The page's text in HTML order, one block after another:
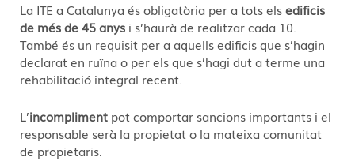
La ITE a Catalunya és obligatòria per a tots elsedificis
de més de 45 anys i s’haurà de realitzar cada 10.
També és un requisit per a aquells edificis que s’hagin
declarat en ruïna o per els que s’hagi dut a terme una
rehabilitació integral recent.
L’incompliment pot comportar sancions importants i el
responsable serà la propietat o la mateixa comunitat
de propietaris.